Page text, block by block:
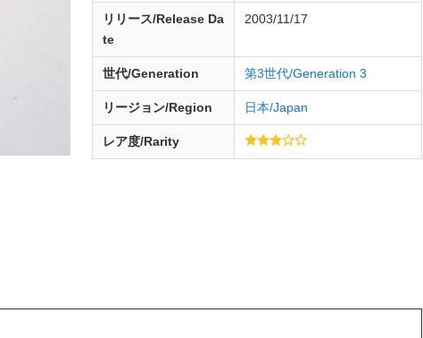
リリース/ReleaseDa
te
2003/11/17
世代/Generation 第3世代/Generation 3
リージョン/Region 日本/Japan
レア度/Rarity